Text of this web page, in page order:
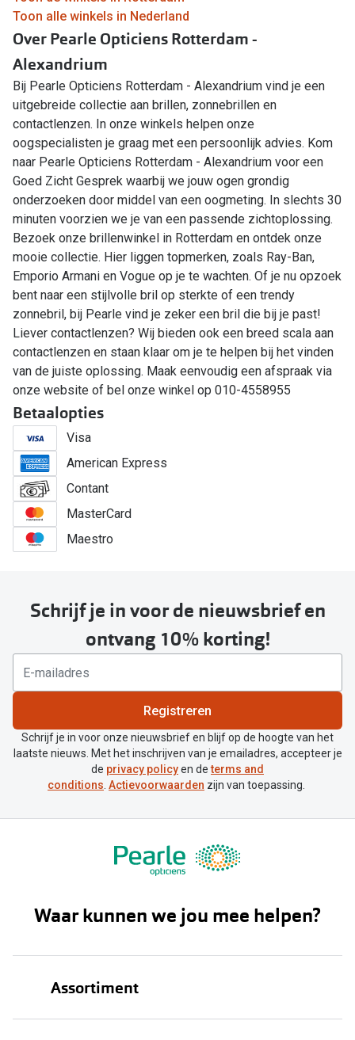
Toon alle winkels in Nederland
Over Pearle Opticiens Rotterdam -
Alexandrium
Bij Pearle Opticiens Rotterdam - Alexandrium vind je een
uitgebreide collectie aan brillen, zonnebrillen en
contactlenzen. In onze winkels helpen onze
oogspecialisten je graag met een persoonlijk advies. Kom
naar Pearle Opticiens Rotterdam - Alexandrium voor een
Goed Zicht Gesprek waarbij we jouw ogen grondig
onderzoeken door middel van een oogmeting. In slechts 30
minuten voorzien we je van een passende zichtoplossing.
Bezoek onze brillenwinkel in Rotterdam en ontdek onze
mooie collectie. Hier liggen topmerken, zoals Ray-Ban,
Emporio Armani en Vogue op je te wachten. Of je nu opzoek
bent naar een stijlvolle bril op sterkte of een trendy
zonnebril, bij Pearle vind je zeker een bril die bij je past!
Liever contactlenzen? Wij bieden ook een breed scala aan
contactlenzen en staan klaar om je te helpen bij het vinden
van de juiste oplossing. Maak eenvoudig een afspraak via
onze website of bel onze winkel op 010-4558955
Betaalopties
Visa
American Express
Contant
MasterCard
Maestro
Schrijf je in voor de nieuwsbrief en
ontvang 10% korting!
Registreren
Schrijf je in voor onze nieuwsbrief en blijf op de hoogte van het
laatste nieuws. Met het inschrijven van je emailadres, accepteer je
de privacy policyen determs and
conditions. Actievoorwaarden zijn van toepassing.
Waar kunnen we jou mee helpen?
Assortiment